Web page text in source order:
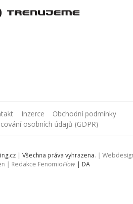
Inzerce
Obchodní podmínky
osobních údajů (GDPR)
| Všechna práva vyhrazena. |
| Redakce FenomioFlow | DA